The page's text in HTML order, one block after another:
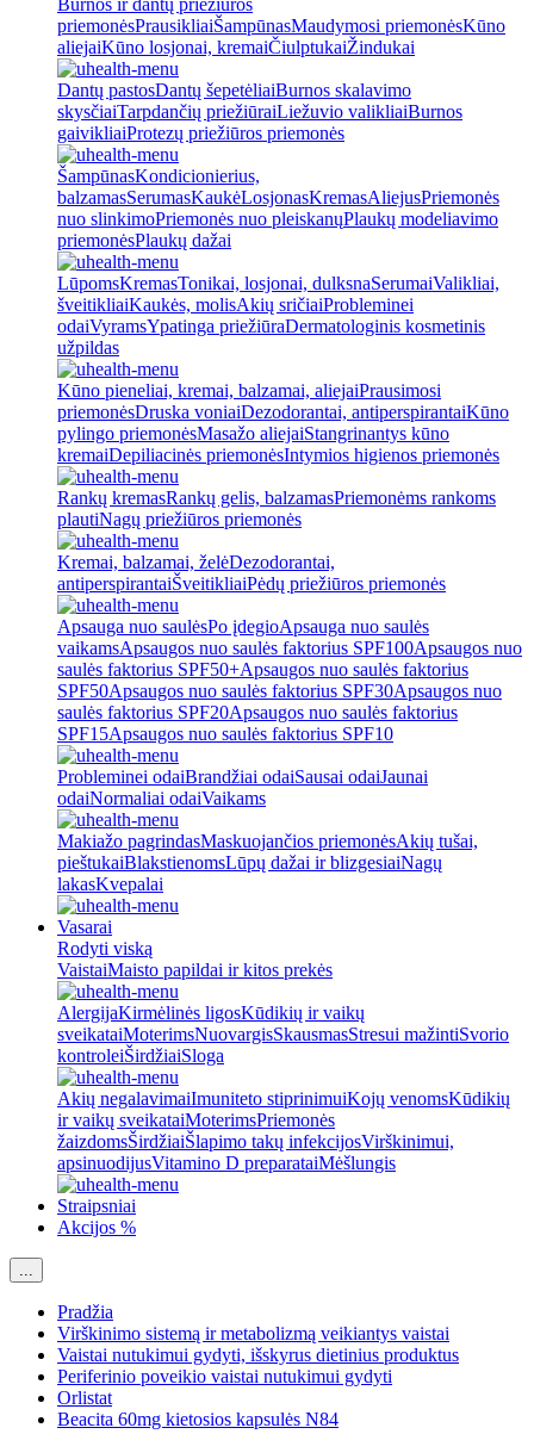
Burnos ir dantų priežiūros
priemonėsPrausikliaiŠampūnasMaudymosi priemonėsKūno
aliejaiKūno losjonai, kremaiČiulptukaiŽindukai
Dantų pastosDantų šepetėliaiBurnos skalavimo
skysčiaiTarpdančių priežiūraiLiežuvio valikliaiBurnos
gaivikliaiProtezų priežiūros priemonės
ŠampūnasKondicionierius,
balzamasSerumasKaukėLosjonasKremasAliejusPriemonės
nuo slinkimoPriemonės nuo pleiskanųPlaukų modeliavimo
priemonėsPlaukų dažai
LūpomsKremasTonikai, losjonai, dulksnaSerumaiValikliai,
šveitikliaiKaukės, molisAkių sričiaiProbleminei
odaiVyramsYpatinga priežiūraDermatologinis kosmetinis
užpildas
Kūno pieneliai, kremai, balzamai, aliejaiPrausimosi
priemonėsDruska voniaiDezodorantai, antiperspirantaiKūno
pylingo priemonėsMasažo aliejaiStangrinantys kūno
kremaiDepiliacinės priemonėsIntymios higienos priemonės
Rankų kremasRankų gelis, balzamasPriemonėms rankoms
plautiNagų priežiūros priemonės
Kremai, balzamai, želėDezodorantai,
antiperspirantaiŠveitikliaiPėdų priežiūros priemonės
Apsauga nuo saulėsPo įdegioApsauga nuo saulės
vaikamsApsaugos nuo saulės faktorius SPF100Apsaugos nuo
saulės faktorius SPF50+Apsaugos nuo saulės faktorius
SPF50Apsaugos nuo saulės faktorius SPF30Apsaugos nuo
saulės faktorius SPF20Apsaugos nuo saulės faktorius
SPF15Apsaugos nuo saulės faktorius SPF10
Probleminei odaiBrandžiai odaiSausai odaiJaunai
odaiNormaliai odaiVaikams
Makiažo pagrindasMaskuojančios priemonėsAkių tušai,
pieštukaiBlakstienomsLūpų dažai ir blizgesiaiNagų
lakasKvepalai
Vasarai
Rodyti viską
VaistaiMaisto papildai ir kitos prekės
AlergijaKirmėlinės ligosKūdikių ir vaikų
sveikataiMoterimsNuovargisSkausmasStresui mažintiSvorio
kontroleiŠirdžiaiSloga
Akių negalavimaiImuniteto stiprinimuiKojų venomsKūdikių
ir vaikų sveikataiMoterimsPriemonės
žaizdomsŠirdžiaiŠlapimo takų infekcijosVirškinimui,
apsinuodijusVitamino D preparataiMėšlungis
Straipsniai
Akcijos %
...
Pradžia
Virškinimo sistemą ir metabolizmą veikiantys vaistai
Vaistai nutukimui gydyti, išskyrus dietinius produktus
Periferinio poveikio vaistai nutukimui gydyti
Orlistat
Beacita 60mg kietosios kapsulės N84